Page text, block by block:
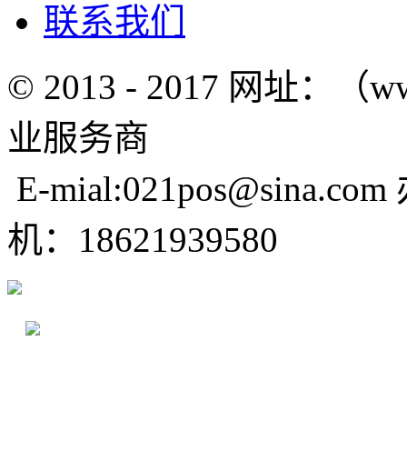
联系我们
© 2013 - 2017 网址：（
业服务商
E-mial:021pos@sina.com
机：18621939580